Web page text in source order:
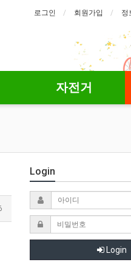
로그인 회원가입 정
자전거
Login
Login